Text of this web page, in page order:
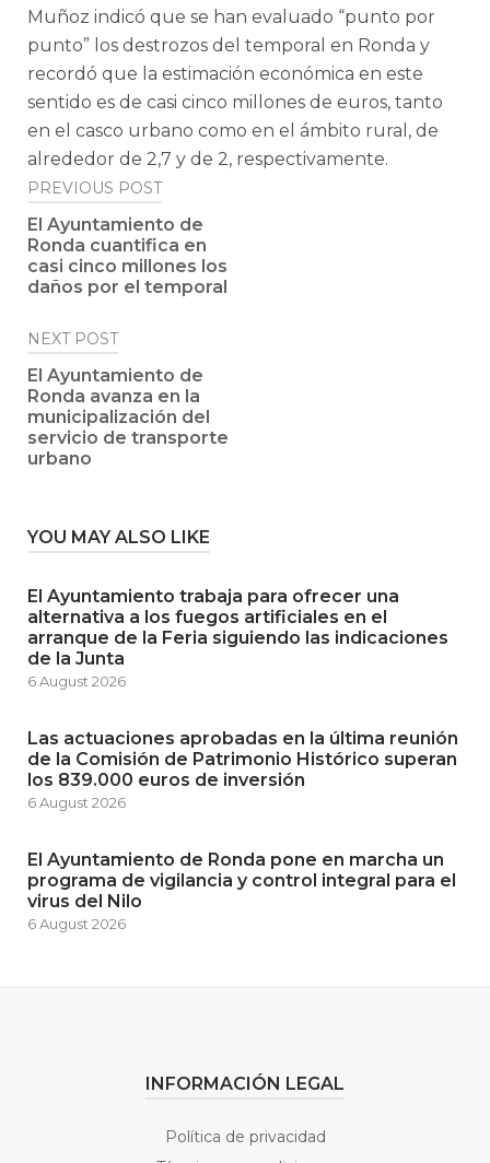
Muñoz indicó que se han evaluado “punto por
punto” los destrozos del temporal en Ronda y
recordó que la estimación económica en este
sentido es de casi cinco millones de euros, tanto
en el casco urbano como en el ámbito rural, de
alrededor de 2,7 y de 2, respectivamente.
Post
navigation
PREVIOUS POST
El Ayuntamiento de
Ronda cuantifica en
casi cinco millones los
daños por el temporal
NEXT POST
El Ayuntamiento de
Ronda avanza en la
municipalización del
servicio de transporte
urbano
YOU MAY ALSO LIKE
El Ayuntamiento trabaja para ofrecer una
alternativa a los fuegos artificiales en el
arranque de la Feria siguiendo las indicaciones
de la Junta
6 August 2026
Las actuaciones aprobadas en la última reunión
de la Comisión de Patrimonio Histórico superan
los 839.000 euros de inversión
6 August 2026
El Ayuntamiento de Ronda pone en marcha un
programa de vigilancia y control integral para el
virus del Nilo
6 August 2026
INFORMACIÓN LEGAL
Política de privacidad